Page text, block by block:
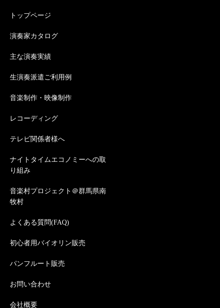
トップページ
演奏家カタログ
主な演奏実績
生演奏派遣ご利用例
音楽制作・映像制作
レコーディング
テレビ関係者様へ
ナイトタイムエコノミーへの取
り組み
音楽村プロジェクト＠群馬県南
牧村
よくある質問(FAQ)
初心者用バイオリン販売
パンフルート販売
お問い合わせ
会社概要